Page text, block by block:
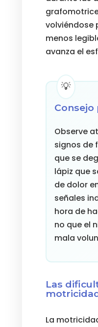
volviéndose
menos
avanza el
Consejo
Observe
signos de
que se
lápiz que
de dolor
señales
hora de
no que el
mala
Las
La